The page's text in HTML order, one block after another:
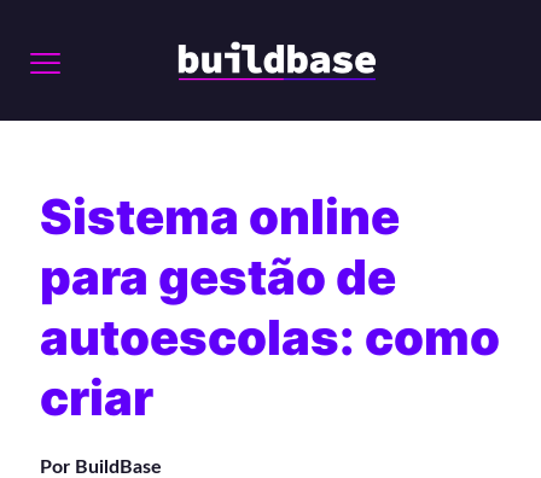
Sistema online
para gestão de
autoescolas: como
criar
Por BuildBase